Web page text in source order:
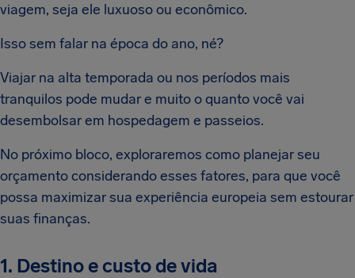
viagem, seja ele luxuoso ou econômico.
Isso sem falar na época do ano, né?
Viajar na alta temporada ou nos períodos mais
tranquilos pode mudar e muito o quanto você vai
desembolsar em hospedagem e passeios.
No próximo bloco, exploraremos como planejar seu
orçamento considerando esses fatores, para que você
possa maximizar sua experiência europeia sem estourar
suas finanças.
1. Destino e custo de vida